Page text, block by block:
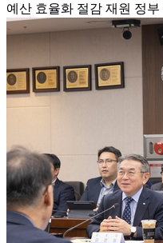
예산 효율화 절감 재원 정부